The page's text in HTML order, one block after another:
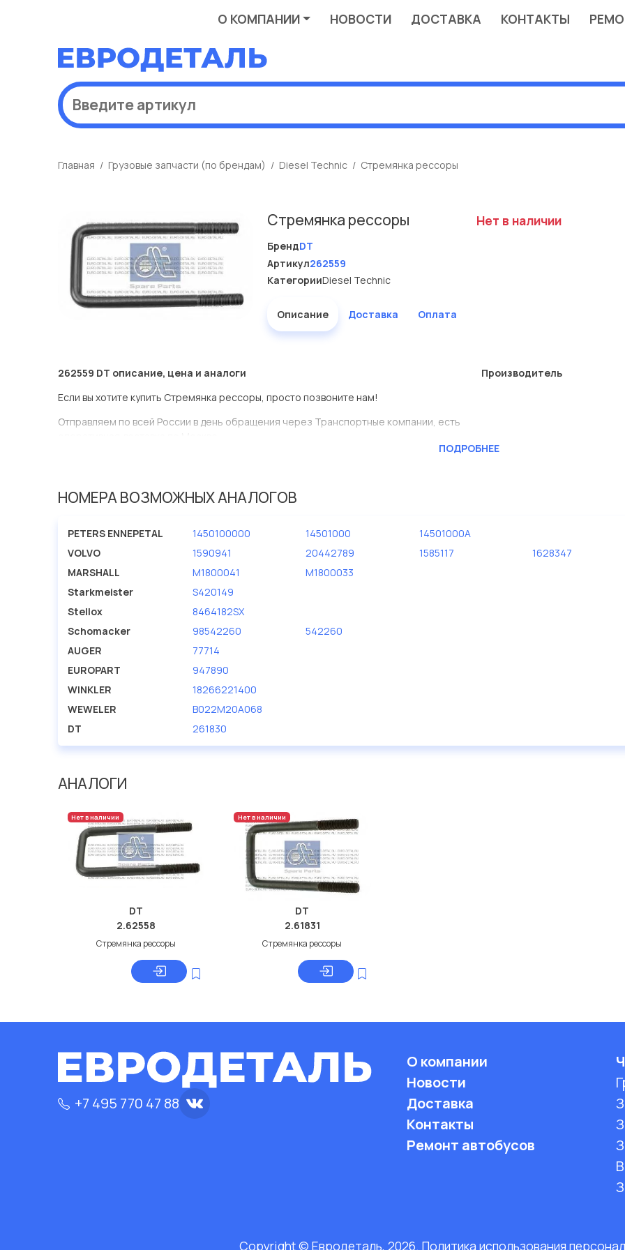
О КОМПАНИИ НОВОСТИ ДОСТАВКА КОНТАКТЫ
Главная Грузовые запчасти (по брендам) Diesel Technic Стремянка рессоры
Стремянка рессоры
БрендDT
Артикул262559
КатегорииDiesel Technic
Нет в наличии
Описание Доставка Оплата
262559 DT описание, цена и аналоги
Если вы хотите купить Стремянка рессоры, просто позвоните нам!
Отправляем по всей России в день обращения через Транспортные компании, есть
Мы продаем сертифицированные колодки тормозные дисковые с гарантией от
Производитель
ПОДРОБНЕЕ
НОМЕРА ВОЗМОЖНЫХ АНАЛОГОВ
PETERS ENNEPETAL 1450100000 14501000
14501000A
VOLVO
1590941 20442789 1585117
1628347
MARSHALL
M1800041
M1800033
Starkmeister
S420149
Stellox
8464182SX
Schomacker
98542260
542260
AUGER
77714
EUROPART
947890
WINKLER
18266221400
WEWELER
B022M20A068
DT
261830
АНАЛОГИ
Нет в наличии
DT
2.62558
Стремянка рессоры
Нет в наличии
DT
2.61831
Стремянка рессоры
+7 495 770 47 88
О компании
Новости
Доставка
Контакты
Ремонт автобусов
Copyright © Евродеталь, 2026. Политика использования